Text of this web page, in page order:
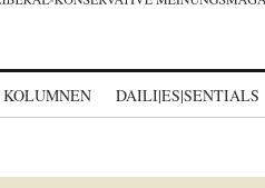
KOLUMNEN DAILI|ES|SENTIALS